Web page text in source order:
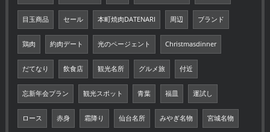
目玉商品 セール 本町焼肉DATENARI 周辺 ブランド
鶏肉 約肉デート 光のページェント Christmasdinner
だてなり 飲食店 観光名所 グルメ旅 付近
忘新年会プラン 観光スポット 青葉 福皿 運試し
ロース 赤身 霜降り 仙台名所 みやぎ名物 宮城名物